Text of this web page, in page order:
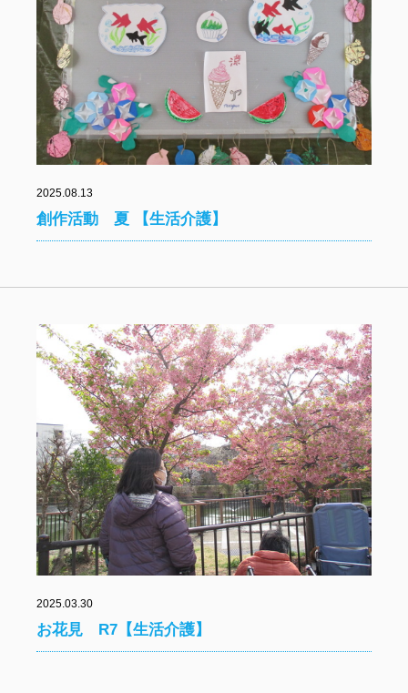
2025.08.13
創作活動 夏 【生活介護】
2025.03.30
お花見 R7【生活介護】